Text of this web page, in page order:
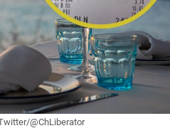
@ChLiberator